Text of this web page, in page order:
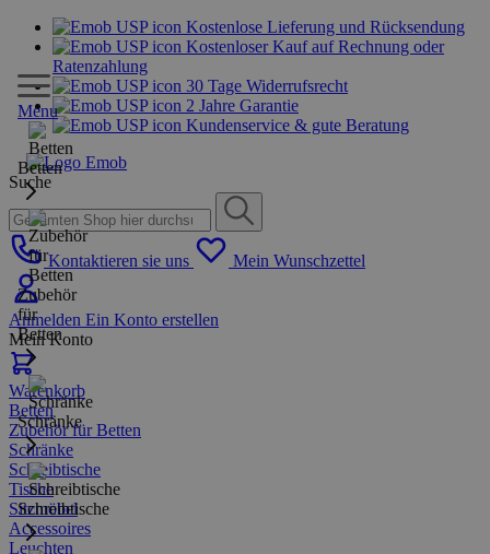
Kostenlose Lieferung und Rücksendung
Kostenloser Kauf auf Rechnung oder
Ratenzahlung
30 Tage Widerrufsrecht
2 Jahre Garantie
Kundenservice & gute Beratung
Suche
Kontaktieren sie uns Mein Wunschzettel
Anmelden Ein Konto erstellen
Mein Konto
Warenkorb
Menu
Betten
Zubehör
für
Betten
Schränke
Schreibtische
Betten
Zubehör für Betten
Schränke
Schreibtische
Tische
Sitzmöbel
Accessoires
Leuchten